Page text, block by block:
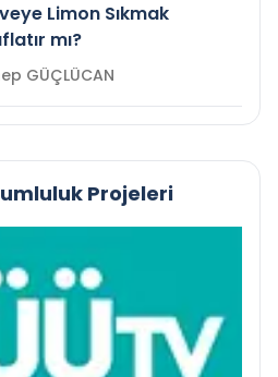
Limon Sıkmak
mı?
Zeynep GÜÇLÜCAN
Projeleri